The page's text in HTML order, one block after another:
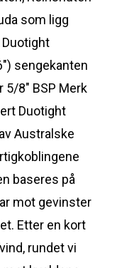
som ligg
sengekanten
8″ BSP Merk
Duotight
Australske
baseres på
mot gevinster
Etter en kort
rundet vi